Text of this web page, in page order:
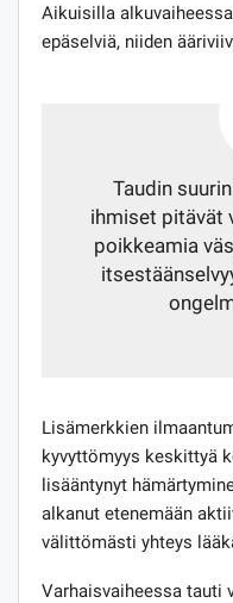
Aikuisilla
epäselviä, niiden
Taudin
ihmiset pitävät
poikkeamia
Lisämerkkien
kyvyttömyys keskittyä
lisääntynyt
alkanut etenemään
välittömästi yhteys
Varhaisvaiheessa tauti